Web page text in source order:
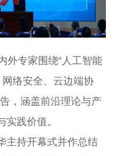
外专家围绕“人工智能
络安全、云边端协
，涵盖前沿理论与产
践价值。
主持开幕式并作总结